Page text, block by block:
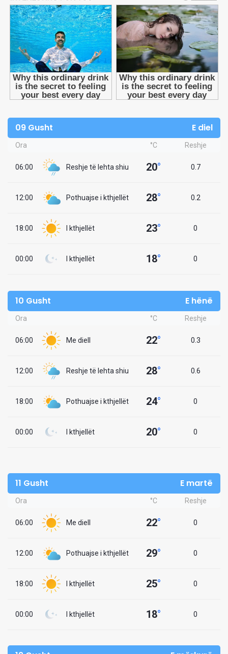
09 Gusht E diel
Ora °C Reshje
06:00 Reshje të lehta shiu 20° 0.7
12:00 Pothuajse i kthjellët 28° 0.2
18:00 I kthjellët 23° 0
00:00 I kthjellët 18° 0
10 Gusht E hënë
Ora °C Reshje
06:00 Me diell 22° 0.3
12:00 Reshje të lehta shiu 28° 0.6
18:00 Pothuajse i kthjellët 24° 0
00:00 I kthjellët 20° 0
11 Gusht E martë
Ora °C Reshje
06:00 Me diell 22° 0
12:00 Pothuajse i kthjellët 29° 0
18:00 I kthjellët 25° 0
00:00 I kthjellët 18° 0